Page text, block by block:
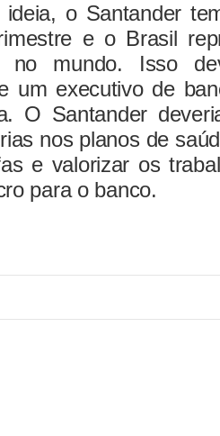
o Santander
e o Brasil
no mundo. Isso
um executivo de
O Santander
nos planos de
e valorizar os
para o banco.